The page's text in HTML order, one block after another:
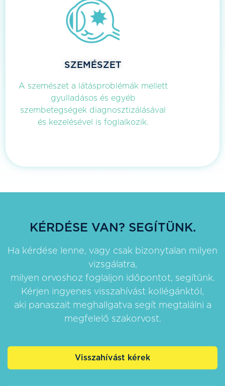
SZEMÉSZET
A szemészet a látásproblémák mellett
gyulladásos és egyéb
szembetegségek diagnosztizálásával
és kezelésével is foglalkozik.
KÉRDÉSE VAN? SEGÍTÜNK.
Ha kérdése lenne, vagy csak bizonytalan milyen
vizsgálatra,
milyen orvoshoz foglaljon időpontot, segítünk.
Kérjen ingyenes visszahívást kollégánktól,
aki panaszait meghallgatva segít megtalálni a
megfelelő szakorvost.
Visszahívást kérek